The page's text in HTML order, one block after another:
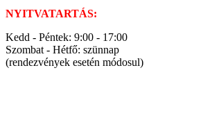
NYITVATARTÁS:
Kedd - Péntek: 9:00 - 17:00
Szombat - Hétfő: szünnap
(rendezvények esetén módosul)